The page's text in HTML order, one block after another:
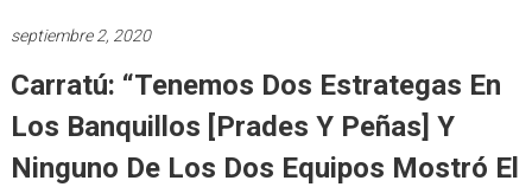
septiembre 2, 2020
Carratú: “Tenemos Dos Estrategas En
Los Banquillos [Prades Y Peñas] Y
Ninguno De Los Dos Equipos Mostró El